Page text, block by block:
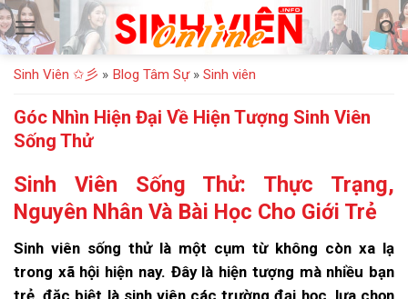
Bỏ
qua
nội
dung
Sinh Viên ✩彡 » Blog Tâm Sự» Sinh viên
Góc Nhìn Hiện Đại Về Hiện Tượng Sinh Viên
Sống Thử
Sinh Viên Sống Thử: Thực Trạng,
Nguyên Nhân Và Bài Học Cho Giới Trẻ
Sinh viên sống thử là một cụm từ không còn xa lạ
trong xã hội hiện nay. Đây là hiện tượng mà nhiều bạn
trẻ, đặc biệt là sinh viên các trường đại học, lựa chọn